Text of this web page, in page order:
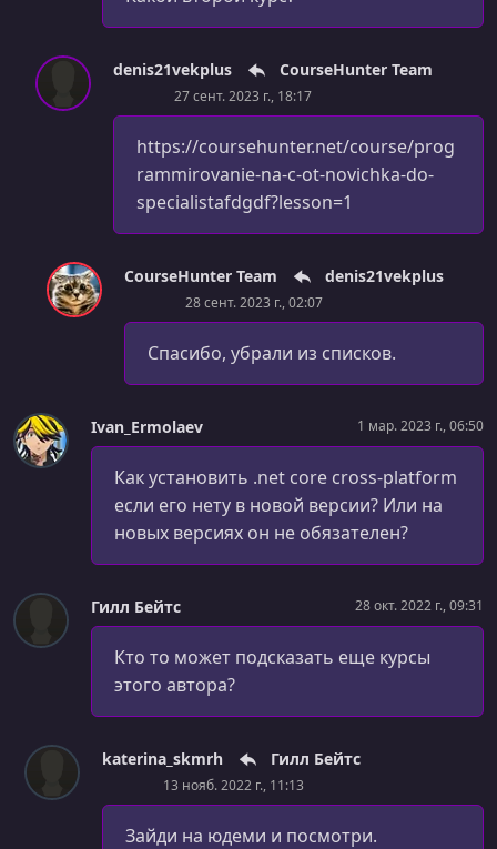
Циклы for и foreach
УРОК 34.
Вложенный цикл for
00:06:58
Циклы while и do while
Управление циклом: break и continue
УРОК 37.
Условия через switch\case
00:11:55
УРОК 39. 00:05:30
ДЗ "Числа Фибоначчи" - Решение
00:05:38
ДЗ "Вычисление среднего" - Решение
ДЗ "Вычисление факториала" - Решение
00:04:37
ДЗ "3 попытки на аутентификацию" - Решение
Класс Array
УРОК 44.
Коллекция List
denis21vekplus CourseHunter Team
27 сент. 2023 г., 18:17
https://coursehunter.net/course/prog
rammirovanie-na-c-ot-novichka-do-
specialistafdgdf?lesson=1
CourseHunter Team denis21vekplus
28 сент. 2023 г., 02:07
Спасибо, убрали из списков.
Ivan_Ermolaev 1 мар. 2023 г., 06:50
Как установить .net core cross-platform
если его нету в новой версии? Или на
новых версиях он не обязателен?
Гилл Бейтс 28 окт. 2022 г., 09:31
Кто то может подсказать еще курсы
этого автора?
katerina_skmrh Гилл Бейтс
13 нояб. 2022 г., 11:13
Зайди на юдеми и посмотри.